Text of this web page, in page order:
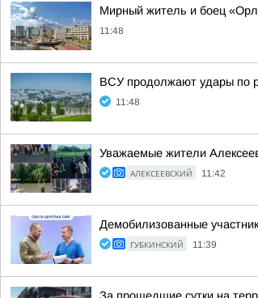
Мирный житель и боец
11:48
ВСУ продолжают удары по
11:48
Уважаемые жители
АЛЕКСЕЕВСКИЙ 11:42
Демобилизованные
ГУБКИНСКИЙ 11:39